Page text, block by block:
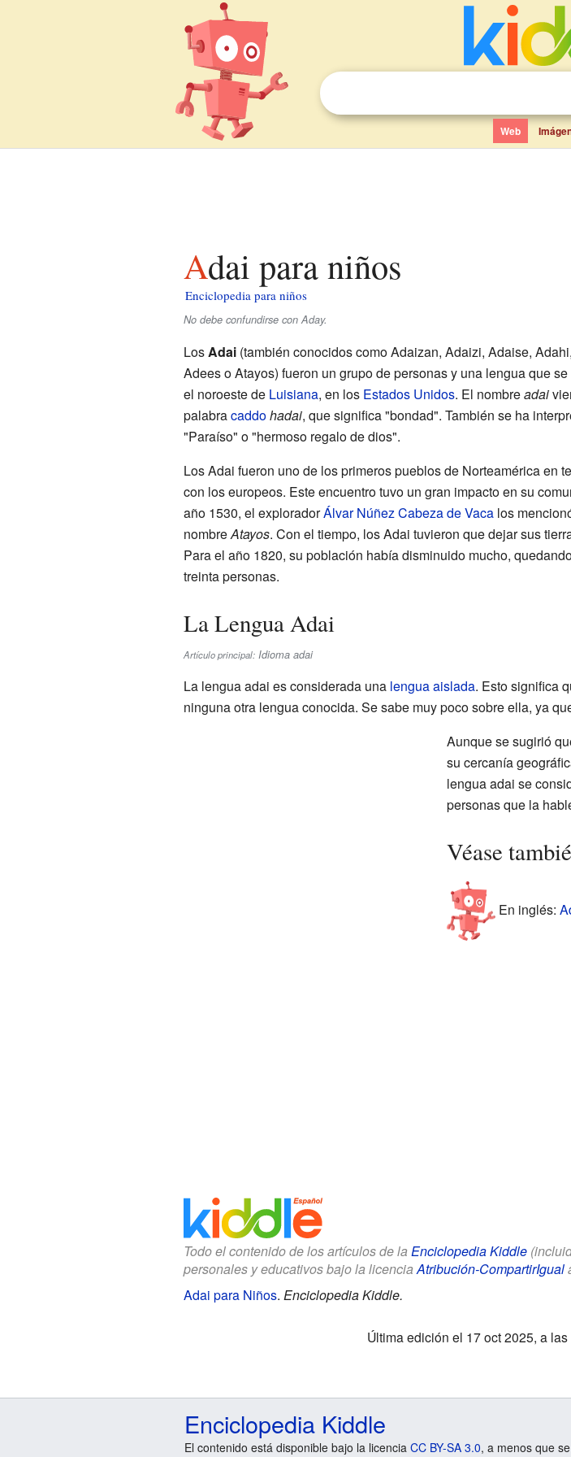
Web
Adai para niños
Enciclopedia para niños
No debe confundirse con Aday.
LosAdai(también conocidos como Adaizan, Adaizi, Adaise,
Adees o Atayos) fueron un grupo de personas y una lengua que
el noroeste de Luisiana, en los Estados Unidos. El nombreadai
palabracaddohadai, que significa "bondad". También se ha
"Paraíso" o "hermoso regalo de dios".
Los Adai fueron uno de los primeros pueblos de Norteamérica en
con los europeos. Este encuentro tuvo un gran impacto en su
año 1530, el exploradorÁlvar Núñez Cabeza de Vacalos
nombreAtayos. Con el tiempo, los Adai tuvieron que dejar sus
Para el año 1820, su población había disminuido mucho,
treinta personas.
La Lengua Adai
Artículo principal: Idioma adai
La lengua adai es considerada una lengua aislada. Esto significa
ninguna otra lengua conocida. Se sabe muy poco sobre ella, ya
Aunque se sugirió
su cercanía
lengua adai se
personas que la
Véase
En inglés:
Todo el contenido de los artículos de la Enciclopedia Kiddle
personales y educativos bajo la licenciaAtribución-CompartirIgual
Adai para Niños. Enciclopedia Kiddle.
Última edición el 17 oct 2025, a las
Enciclopedia Kiddle
El contenido está disponible bajo la licencia CC BY-SA 3.0, a menos que